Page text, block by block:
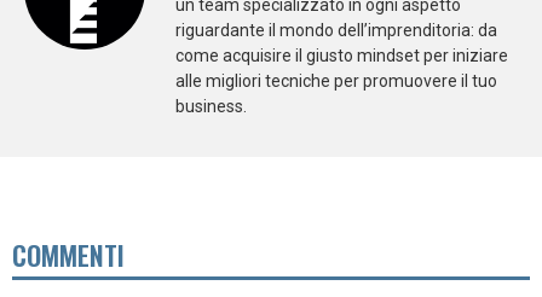
un team specializzato in ogni aspetto
riguardante il mondo dell’imprenditoria: da
come acquisire il giusto mindset per iniziare
alle migliori tecniche per promuovere il tuo
business.
COMMENTI